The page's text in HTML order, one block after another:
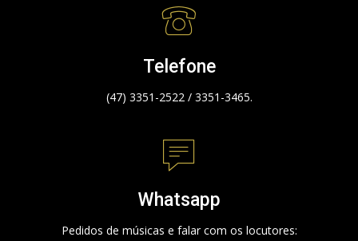
Telefone
(47) 3351-2522 / 3351-3465.
Whatsapp
Pedidos de músicas e falar com os locutores: